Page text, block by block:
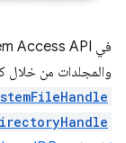
والمجلدات من خلال